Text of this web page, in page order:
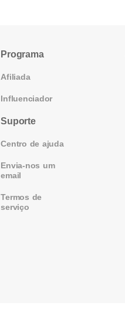
Programa
Afiliada
Influenciador
Suporte
Centro de ajuda
Envia-nos um
email
Termos de
serviço